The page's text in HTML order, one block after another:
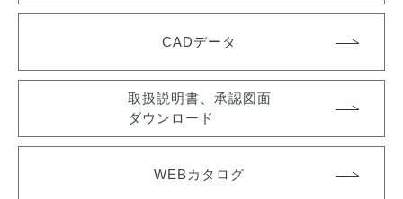
CADデータ
取扱説明書、承認図面
ダウンロード
WEBカタログ